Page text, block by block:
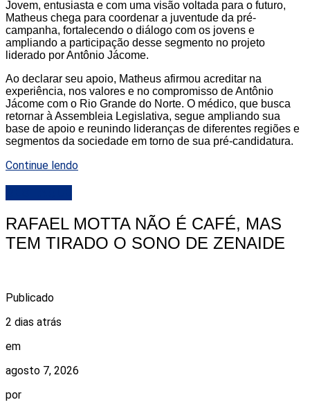
Jovem, entusiasta e com uma visão voltada para o futuro,
Matheus chega para coordenar a juventude da pré-
campanha, fortalecendo o diálogo com os jovens e
ampliando a participação desse segmento no projeto
liderado por Antônio Jácome.
Ao declarar seu apoio, Matheus afirmou acreditar na
experiência, nos valores e no compromisso de Antônio
Jácome com o Rio Grande do Norte. O médico, que busca
retornar à Assembleia Legislativa, segue ampliando sua
base de apoio e reunindo lideranças de diferentes regiões e
segmentos da sociedade em torno de sua pré-candidatura.
Continue lendo
RAFAEL MOTTA NÃO É CAFÉ, MAS
TEM TIRADO O SONO DE ZENAIDE
Publicado
2 dias atrás
em
agosto 7, 2026
por